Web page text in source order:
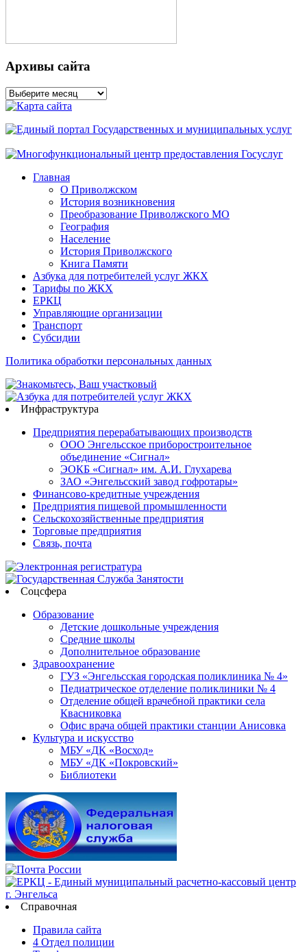
Архивы сайта
Архивы
сайта
Главная
О Приволжском
История возникновения
Преобразование Приволжского МО
География
Население
История Приволжского
Книга Памяти
Азбука для потребителей услуг ЖКХ
Тарифы по ЖКХ
ЕРКЦ
Управляющие организации
Транспорт
Субсидии
Политика обработки персональных данных
Инфраструктура
Предприятия перерабатывающих производств
ООО Энгельсское приборостроительное
объединение «Сигнал»
ЭОКБ «Сигнал» им. А.И. Глухарева
ЗАО «Энгельсский завод гофротары»
Финансово-кредитные учреждения
Предприятия пищевой промышленности
Сельскохозяйственные предприятия
Торговые предприятия
Связь, почта
Соцсфера
Образование
Детские дошкольные учреждения
Средние школы
Дополнительное образование
Здравоохранение
ГУЗ «Энгельсская городская поликлиника № 4»
Педиатрическое отделение поликлиники № 4
Отделение общей врачебной практики села
Квасниковка
Офис врача общей практики станции Анисовка
Культура и искусство
МБУ «ДК «Восход»
МБУ «ДК «Покровский»
Библиотеки
Справочная
Правила сайта
4 Отдел полиции